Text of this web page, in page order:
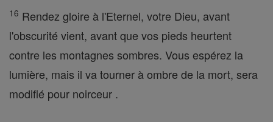
16 Rendez gloire à l'Eternel, votre Dieu, avant
l'obscurité vient, avant que vos pieds heurtent
contre les montagnes sombres. Vous espérez la
lumière, mais il va tourner à ombre de la mort, sera
modifié pour noirceur .